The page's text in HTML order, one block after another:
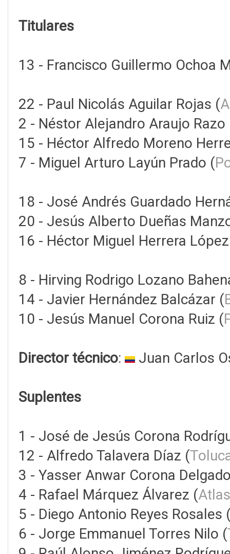
Titulares
13 - Francisco Guillermo Ochoa
22 - Paul Nicolás Aguilar Rojas (
2 - Néstor Alejandro Araujo Razo
15 - Héctor Alfredo Moreno
7 - Miguel Arturo Layún Prado (
18 - José Andrés Guardado
20 - Jesús Alberto Dueñas
16 - Héctor Miguel Herrera
8 - Hirving Rodrigo Lozano
14 - Javier Hernández Balcázar (
10 - Jesús Manuel Corona Ruiz (
Director técnico: Juan Carlos
Suplentes
1 - José de Jesús Corona
12 - Alfredo Talavera Díaz (
3 - Yasser Anwar Corona
4 - Rafael Márquez Álvarez (Atlas
5 - Diego Antonio Reyes Rosales
6 - Jorge Emmanuel Torres Nilo (